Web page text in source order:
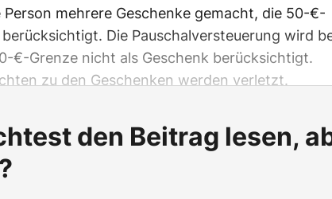
Person mehrere Geschenke gemacht, die 50-€-
Die Pauschalversteuerung wird
€-Grenze nicht als Geschenk berücksichtigt.
zu den Geschenken werden verletzt.
den Beitrag lesen,